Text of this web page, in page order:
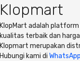
Klopmart
KlopMart adalah
kualitas terbaik dan
Klopmart merupakan
Hubungi kami di WhatsApp